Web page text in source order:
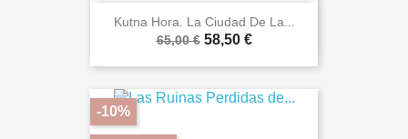
Kutna Hora. La Ciudad De La...
65,00 € 58,50 €
-10%